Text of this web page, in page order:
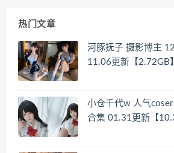
热门文章
河豚抚子 摄影博主
11.06更新【2.72GB】
小仓千代w 人气
合集 01.31更新【